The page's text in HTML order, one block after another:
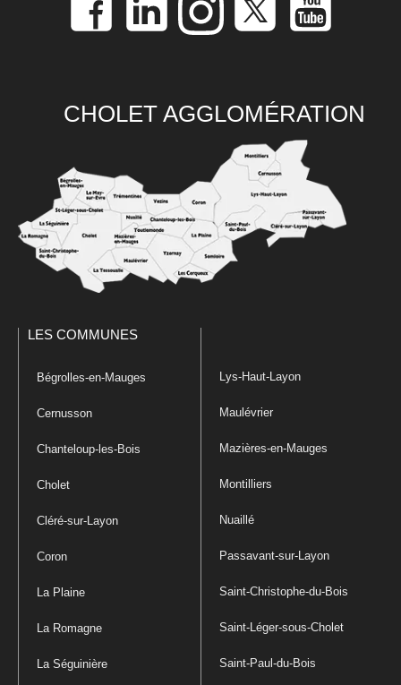
CHOLET AGGLOMÉRATION
LES COMMUNES
Bégrolles-en-Mauges
Cernusson
Chanteloup-les-Bois
Cholet
Cléré-sur-Layon
Coron
La Plaine
La Romagne
La Séguinière
Lys-Haut-Layon
Maulévrier
Mazières-en-Mauges
Montilliers
Nuaillé
Passavant-sur-Layon
Saint-Christophe-du-Bois
Saint-Léger-sous-Cholet
Saint-Paul-du-Bois